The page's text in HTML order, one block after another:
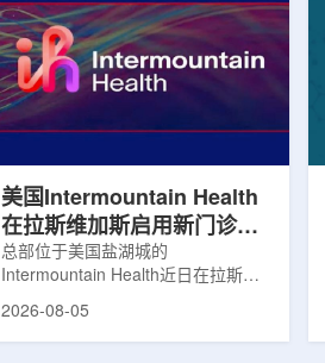
中国科学院合肥物质科学研究院副院
长宋云涛，中科离子董事长刘璐，总
经理陈永华，副总经理丁开忠、李
俊、光若怀陪同。韩冰一行详细了解
中科离子产业布局、经营情况，重点
围绕核医疗及高端装备关键技术突
美国Intermountain Health
在拉斯维加斯启用新门诊诊
所，配置PET/CT和直线加
速器
总部位于美国盐湖城的
Intermountain Health近日在拉斯维
加斯西南部启用一座新的门诊诊所。
2026-08-05